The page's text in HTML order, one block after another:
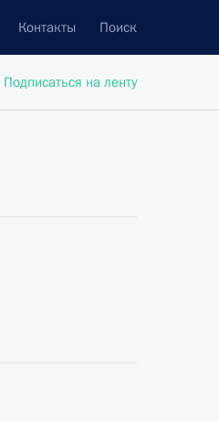
Контакты Поиск
Подписаться на ленту